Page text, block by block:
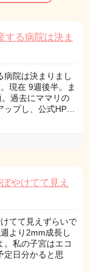
する病院は決ま
病院は決まりまし
現在 9週後半。ま
過去にママリの
ップし、公式HP…
やけてて見え
てて見えずらいで
より2mm成長し
。私の子宮はエコ
定日分かると思